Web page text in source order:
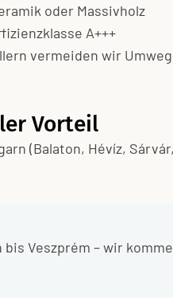
oder Massivholz
A+++
vermeiden wir
Vorteil
(Balaton, Hévíz,
bis Veszprém – wir